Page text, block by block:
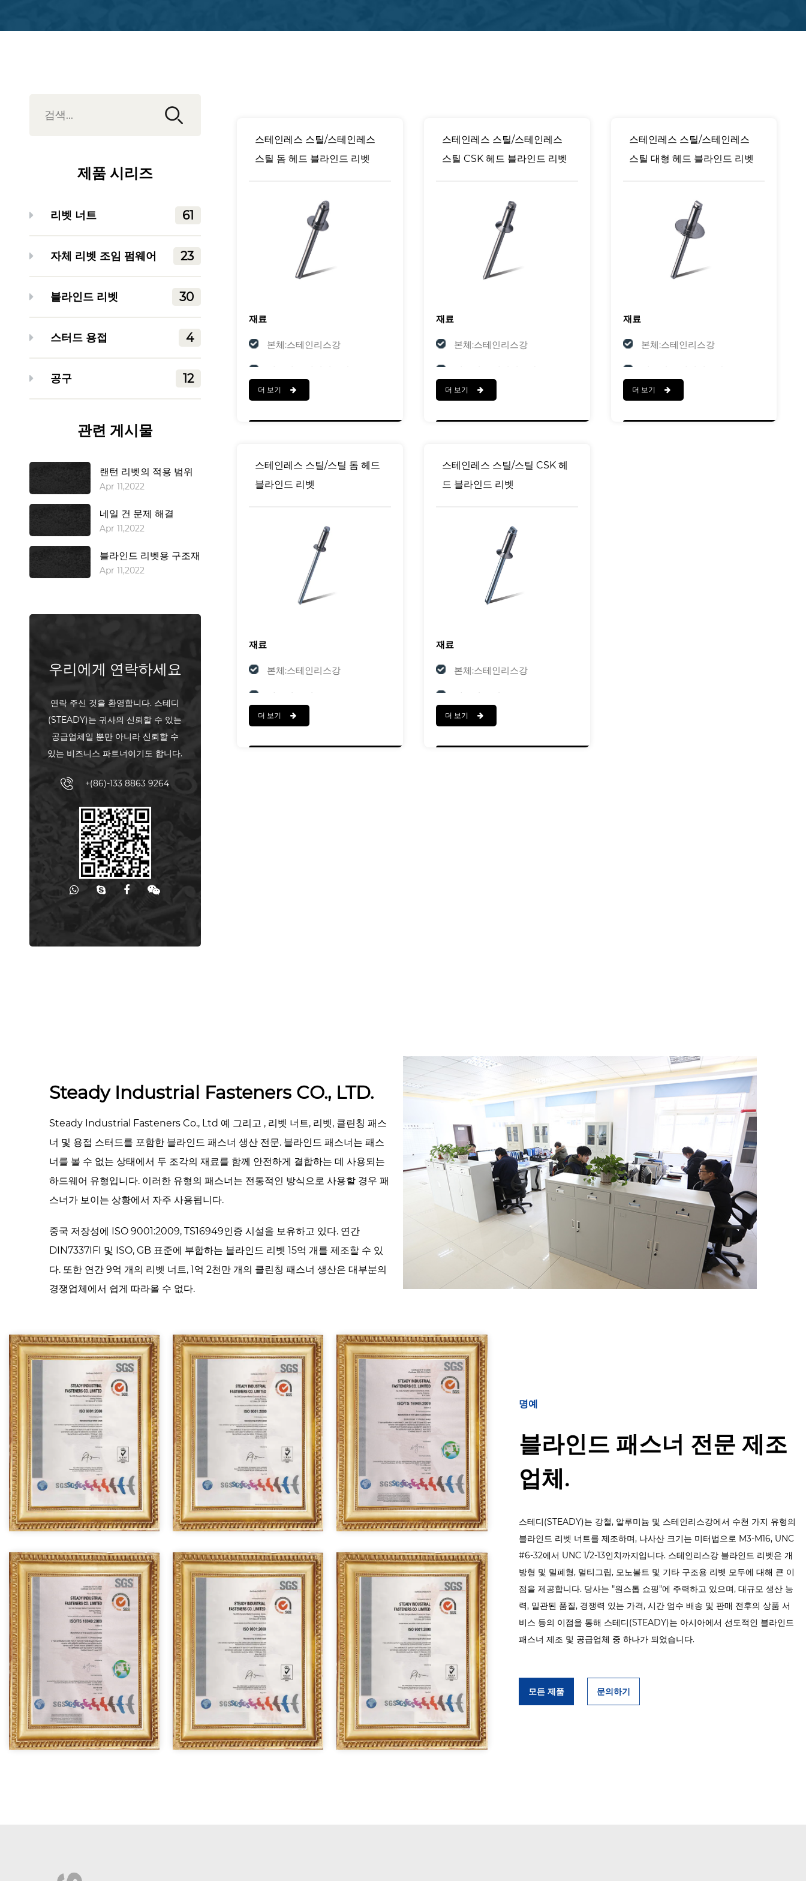
제품 시리즈
리벳 너트 61
자체 리벳 조임 펌웨어 23
블라인드 리벳 30
스터드 용접 4
공구 12
관련 게시물
랜턴 리벳의 적용 범위
Apr 11,2022
네일 건 문제 해결
Apr 11,2022
블라인드 리벳용 구조재
Apr 11,2022
우리에게 연락하세요
연락 주신 것을 환영합니다. 스테디
(STEADY)는 귀사의 신뢰할 수 있는
공급업체일 뿐만 아니라 신뢰할 수
있는 비즈니스 파트너이기도 합니다.
+(86)-133 8863 9264
스테인레스 스틸/스테인레스
스틸 돔 헤드 블라인드 리벳
재료
본체:스테인리스강
맨드릴:스테인리스강
마치다
본체:광택
더 보기
스테인레스 스틸/스테인레스
스틸 CSK 헤드 블라인드 리벳
재료
본체:스테인리스강
맨드릴:스테인리스강
마치다
본체:광택
더 보기
스테인레스 스틸/스테인레스
스틸 대형 헤드 블라인드 리벳
재료
본체:스테인리스강
맨드릴:스테인리스강
마치다
본체:광택
더 보기
스테인레스 스틸/스틸 돔 헤드
블라인드 리벳
재료
본체:스테인리스강
맨드릴:스틸
마치다
본체:광택
더 보기
스테인레스 스틸/스틸 CSK 헤
드 블라인드 리벳
재료
본체:스테인리스강
맨드릴:스틸
마치다
본체:광택
더 보기
Steady Industrial Fasteners CO., LTD.
Steady Industrial Fasteners Co., Ltd 예 그리고 , 리벳 너트, 리벳, 클린칭 패스
너 및 용접 스터드를 포함한 블라인드 패스너 생산 전문. 블라인드 패스너는 패스
너를 볼 수 없는 상태에서 두 조각의 재료를 함께 안전하게 결합하는 데 사용되는
하드웨어 유형입니다. 이러한 유형의 패스너는 전통적인 방식으로 사용할 경우 패
스너가 보이는 상황에서 자주 사용됩니다.
중국 저장성에 ISO 9001:2009, TS16949인증 시설을 보유하고 있다. 연간
DIN7337IFI 및 ISO, GB 표준에 부합하는 블라인드 리벳 15억 개를 제조할 수 있
다. 또한 연간 9억 개의 리벳 너트, 1억 2천만 개의 클린칭 패스너 생산은 대부분의
경쟁업체에서 쉽게 따라올 수 없다.
명예
블라인드 패스너 전문 제조
업체.
스테디(STEADY)는 강철, 알루미늄 및 스테인리스강에서 수천 가지 유형의
블라인드 리벳 너트를 제조하며, 나사산 크기는 미터법으로 M3-M16, UNC
#6-32에서 UNC 1/2-13인치까지입니다. 스테인리스강 블라인드 리벳은 개
방형 및 밀폐형, 멀티그립, 모노볼트 및 기타 구조용 리벳 모두에 대해 큰 이
점을 제공합니다. 당사는 "원스톱 쇼핑"에 주력하고 있으며, 대규모 생산 능
력, 일관된 품질, 경쟁력 있는 가격, 시간 엄수 배송 및 판매 전후의 상품 서
비스 등의 이점을 통해 스테디(STEADY)는 아시아에서 선도적인 블라인드
패스너 제조 및 공급업체 중 하나가 되었습니다.
모든 제품 문의하기